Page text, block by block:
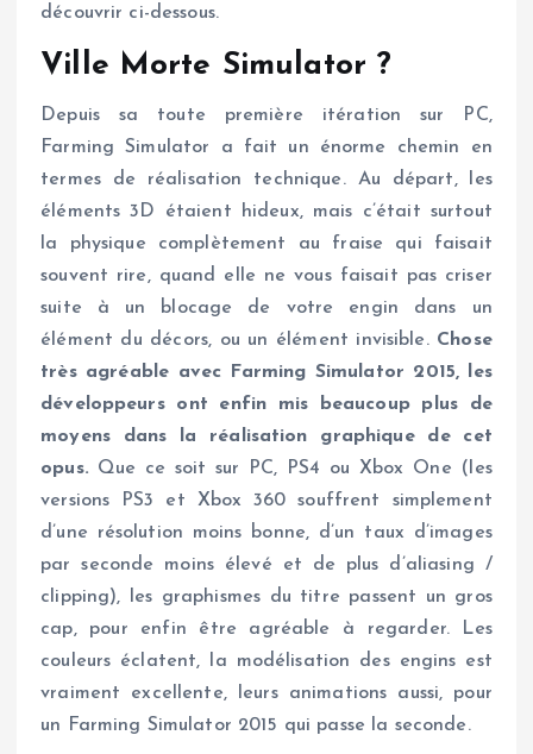
découvrir ci-dessous.
Ville Morte Simulator ?
Depuis sa toute première itération sur PC,
Farming Simulator a fait un énorme chemin en
termes de réalisation technique. Au départ, les
éléments 3D étaient hideux, mais c’était surtout
la physique complètement au fraise qui faisait
souvent rire, quand elle ne vous faisait pas criser
suite à un blocage de votre engin dans un
élément du décors, ou un élément invisible. Chose
très agréable avec Farming Simulator 2015, les
développeurs ont enfin mis beaucoup plus de
moyens dans la réalisation graphique de cet
opus. Que ce soit sur PC, PS4 ou Xbox One (les
versions PS3 et Xbox 360 souffrent simplement
d’une résolution moins bonne, d’un taux d’images
par seconde moins élevé et de plus d’aliasing /
clipping), les graphismes du titre passent un gros
cap, pour enfin être agréable à regarder. Les
couleurs éclatent, la modélisation des engins est
vraiment excellente, leurs animations aussi, pour
un Farming Simulator 2015 qui passe la seconde.